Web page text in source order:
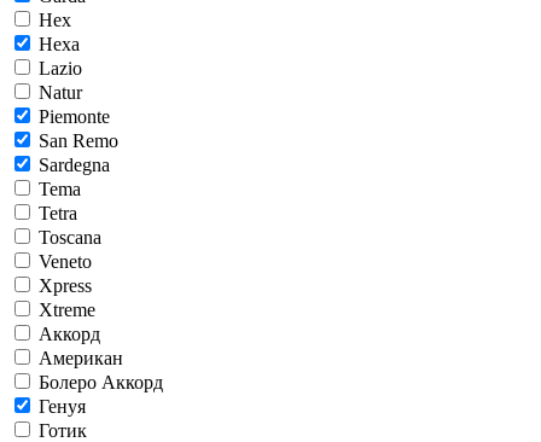
Hex
Hexa
Lazio
Natur
Piemonte
San Remo
Sardegna
Tema
Tetra
Toscana
Veneto
Xpress
Xtreme
Аккорд
Американ
Болеро Аккорд
Генуя
Готик